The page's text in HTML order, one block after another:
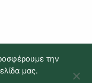
την
μας.